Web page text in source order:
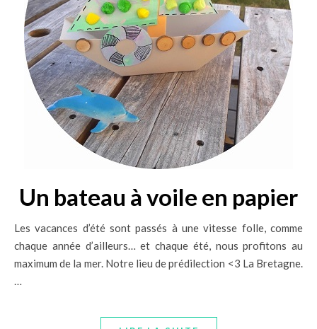
Un bateau à voile en papier
Les vacances d’été sont passés à une vitesse folle, comme
chaque année d’ailleurs… et chaque été, nous profitons au
maximum de la mer. Notre lieu de prédilection <3 La Bretagne.
…